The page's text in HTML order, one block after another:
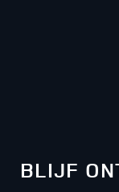
Twee
BLIJF